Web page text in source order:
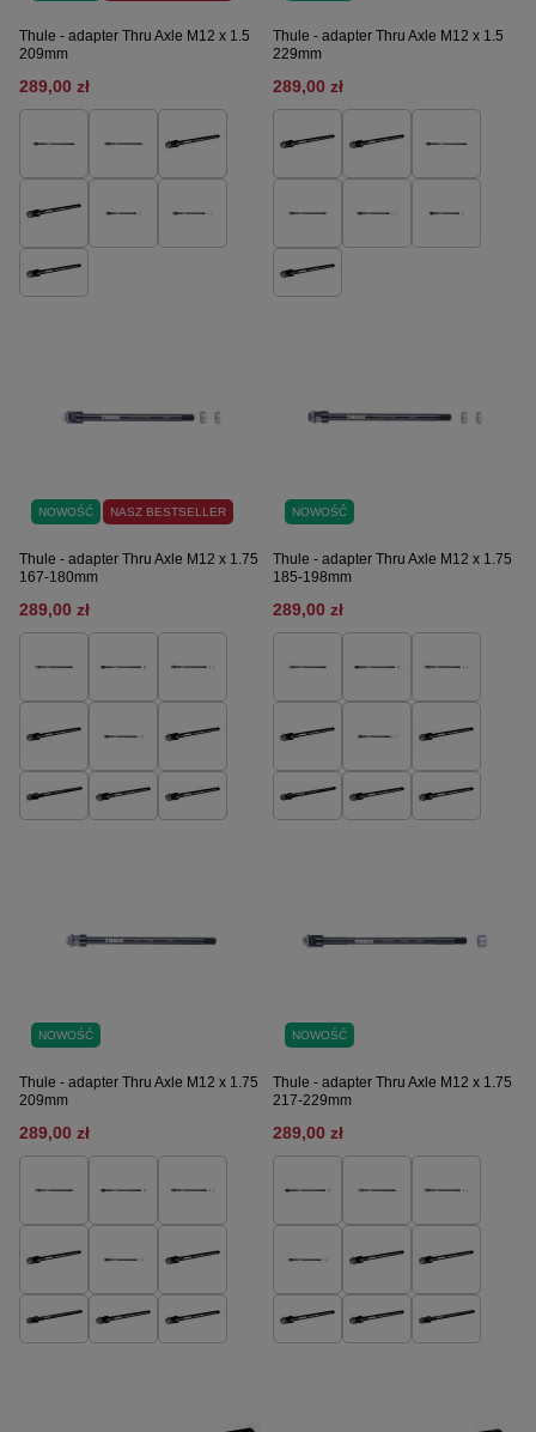
Thule - adapter Thru Axle M12 x 1.5
209mm
289,00 zł
Thule - adapter Thru Axle M12 x 1.5
229mm
289,00 zł
NOWOŚĆ NASZ BESTSELLER
Thule - adapter Thru Axle M12 x 1.75
167-180mm
289,00 zł
NOWOŚĆ
Thule - adapter Thru Axle M12 x 1.75
185-198mm
289,00 zł
NOWOŚĆ
Thule - adapter Thru Axle M12 x 1.75
209mm
289,00 zł
NOWOŚĆ
Thule - adapter Thru Axle M12 x 1.75
217-229mm
289,00 zł